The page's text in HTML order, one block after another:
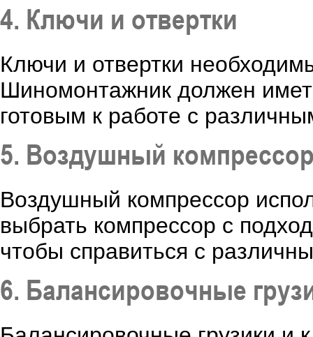
4. Ключи и отвертки
Ключи и отвертки
Шиномонтажник должен
готовым к работе с
5. Воздушный
Воздушный компрессор
выбрать компрессор с
чтобы справиться с
6. Балансировочные